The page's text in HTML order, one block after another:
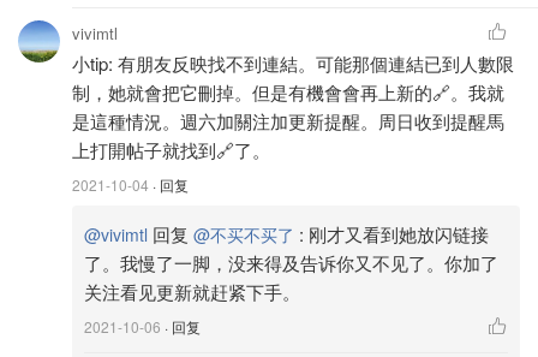
vivimtl
小tip: 有朋友反映找不到連結。可能那個連結已到人數限
制，她就會把它刪掉。但是有機會會再上新的🔗。我就
是這種情況。週六加關注加更新提醒。周日收到提醒馬
上打開帖子就找到🔗了。
2021-10-04 · 回复
@vivimtl 回复 @不买不买了 : 刚才又看到她放闪链接
了。我慢了一脚，没来得及告诉你又不见了。你加了
关注看见更新就赶紧下手。
2021-10-06 · 回复